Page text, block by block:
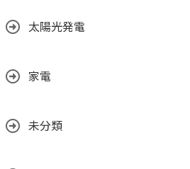
太陽光発電
家電
未分類